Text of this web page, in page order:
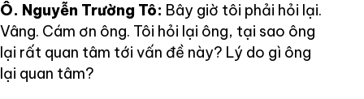
Ô. Nguyễn Trường Tô: Bây giờ tôi phải hỏi lại.
Vâng. Cám ơn ông. Tôi hỏi lại ông, tại sao ông
lại rất quan tâm tới vấn đề này? Lý do gì ông
lại quan tâm?